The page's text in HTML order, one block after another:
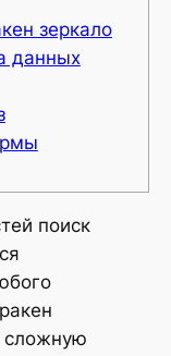
зеркало
данных
поиск
сложную